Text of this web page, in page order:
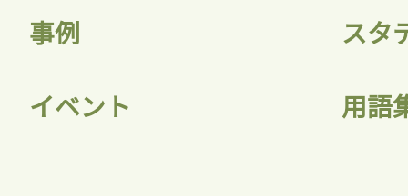
事例 スタ
イベント 用語